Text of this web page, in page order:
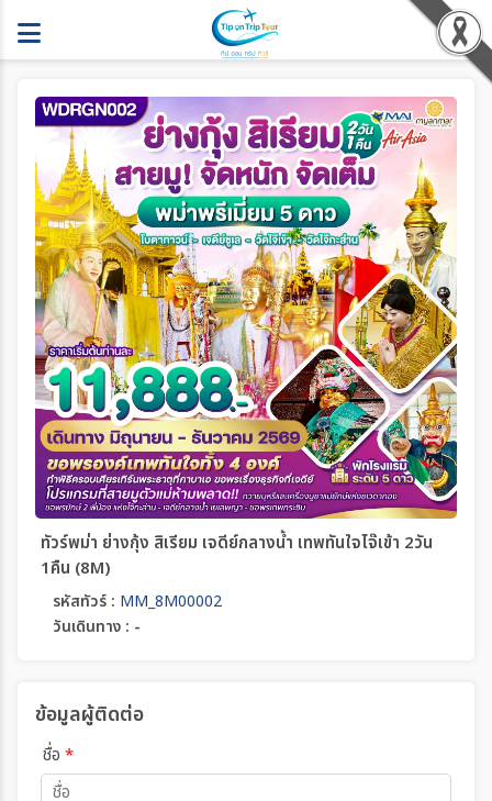
ทัวร์พม่า ย่างกุ้ง สิเรียม เจดีย์กลางน้ำ เทพทันใจไจ๊เข้า 2วัน
1คืน (8M)
รหัสทัวร์ : MM_8M00002
วันเดินทาง : -
ข้อมูลผู้ติดต่อ
ชื่อ *